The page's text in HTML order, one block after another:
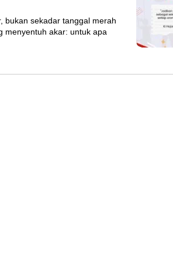
bukan sekadar tanggal merah
menyentuh akar: untuk apa